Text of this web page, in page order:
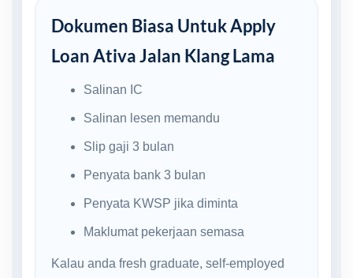
Dokumen Biasa Untuk Apply
Loan Ativa Jalan Klang Lama
Salinan IC
Salinan lesen memandu
Slip gaji 3 bulan
Penyata bank 3 bulan
Penyata KWSP jika diminta
Maklumat pekerjaan semasa
Kalau anda fresh graduate, self-employed